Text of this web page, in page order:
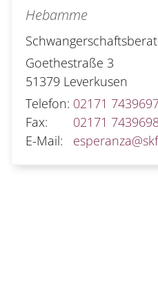
Hebamme
Goethestraße 3
51379 Leverkusen
Telefon: 02171
Fax:
02171
E-Mail: